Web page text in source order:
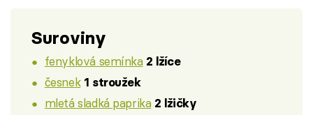
Suroviny
fenyklová semínka 2 lžíce
česnek 1 stroužek
mletá sladká paprika 2 lžičky